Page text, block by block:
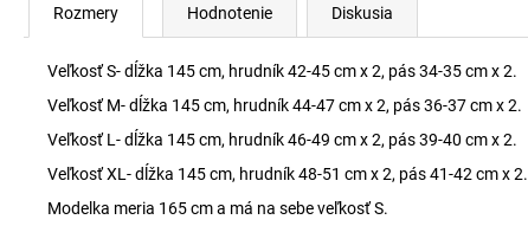
Rozmery Hodnotenie Diskusia
Veľkosť S- dĺžka 145 cm, hrudník 42-45 cm x 2, pás 34-35 cm x 2.
Veľkosť M- dĺžka 145 cm, hrudník 44-47 cm x 2, pás 36-37 cm x 2.
Veľkosť L- dĺžka 145 cm, hrudník 46-49 cm x 2, pás 39-40 cm x 2.
Veľkosť XL- dĺžka 145 cm, hrudník 48-51 cm x 2, pás 41-42 cm x 2.
Modelka meria 165 cm a má na sebe veľkosť S.